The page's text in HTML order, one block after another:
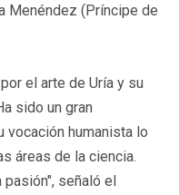
Menéndez (Príncipe de
el arte de Uría y su
sido un gran
humanista lo
áreas de la ciencia.
pasión", señaló el